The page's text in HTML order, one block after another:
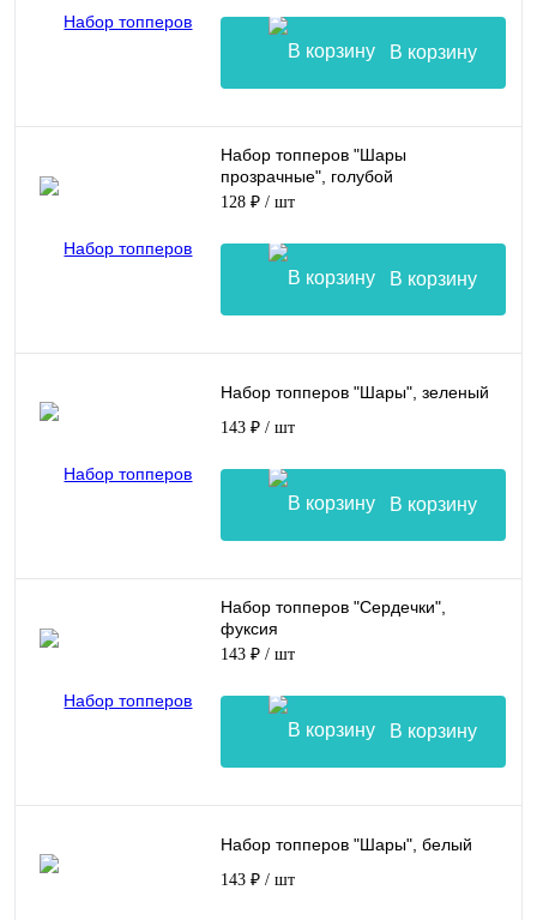
В корзину
Набор топперов "Шары
прозрачные", голубой
128 ₽ / шт
В корзину
Набор топперов "Шары", зеленый
143 ₽ / шт
В корзину
Набор топперов "Сердечки",
фуксия
143 ₽ / шт
В корзину
Набор топперов "Шары", белый
143 ₽ / шт